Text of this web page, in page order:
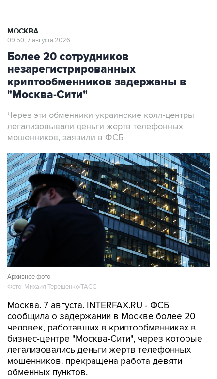
МОСКВА
09:50, 7 августа 2026
Более 20 сотрудников
незарегистрированных
криптообменников задержаны в
"Москва-Сити"
Через эти обменники украинские колл-центры
легализовывали деньги жертв телефонных
мошенников, заявили в ФСБ
Архивное фото
Фото: Михаил Терещенко/ТАСС
Москва. 7 августа. INTERFAX.RU - ФСБ
сообщила о задержании в Москве более 20
человек, работавших в криптообменниках в
бизнес-центре "Москва-Сити", через которые
легализовались деньги жертв телефонных
мошенников, прекращена работа девяти
обменных пунктов.